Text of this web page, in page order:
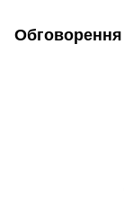
Обговорення